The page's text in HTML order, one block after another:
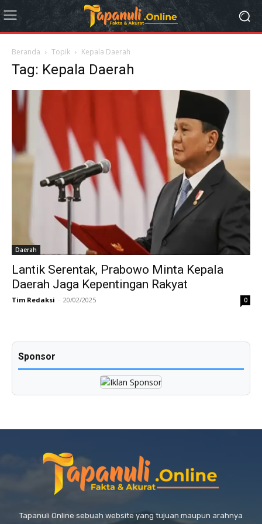
Beranda Topik Kepala Daerah
Tag: Kepala Daerah
Daerah
Lantik Serentak, Prabowo Minta Kepala
Daerah Jaga Kepentingan Rakyat
Tim Redaksi - 20/02/2025 0
Sponsor
Tapanuli Online sebuah website yang tujuan maupun arahnya